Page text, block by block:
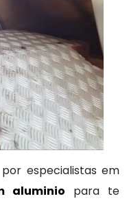
especialistas em
aluminio para te